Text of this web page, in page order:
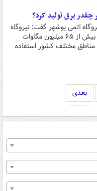
چقدر برق تولید کرد؟
اتمی بوشهر گفت: نیروگاه
اتمی بوشهر تاکنون بیش از ۶۵ میلیون مگاوات
مناطق مختلف کشور استفاده
بعدی